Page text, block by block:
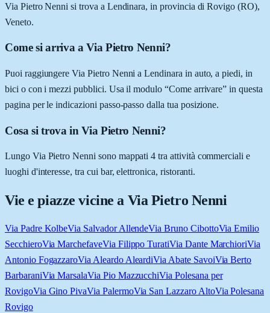
Via Pietro Nenni si trova a Lendinara, in provincia di Rovigo (RO),
Veneto.
Come si arriva a Via Pietro Nenni?
Puoi raggiungere Via Pietro Nenni a Lendinara in auto, a piedi, in
bici o con i mezzi pubblici. Usa il modulo “Come arrivare” in questa
pagina per le indicazioni passo-passo dalla tua posizione.
Cosa si trova in Via Pietro Nenni?
Lungo Via Pietro Nenni sono mappati 4 tra attività commerciali e
luoghi d'interesse, tra cui bar, elettronica, ristoranti.
Vie e piazze vicine a Via Pietro Nenni
Via Padre KolbeVia Salvador AllendeVia Bruno CibottoVia Emilio
SecchieroVia MarchefaveVia Filippo TuratiVia Dante MarchioriVia
Antonio FogazzaroVia Aleardo AleardiVia Abate SavoiVia Berto
BarbaraniVia MarsalaVia Pio MazzucchiVia Polesana per
RovigoVia Gino PivaVia PalermoVia San Lazzaro AltoVia Polesana
Rovigo